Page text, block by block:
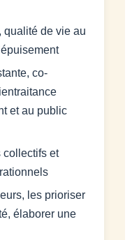
de vie au
co-
et au public
collectifs et
les prioriser
élaborer une